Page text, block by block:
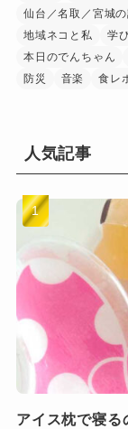
仙台／名取／宮城
地域ネコと私
学
本日のでんちゃん
防災
音楽 食レ
人気記事
アイス枕で寝る